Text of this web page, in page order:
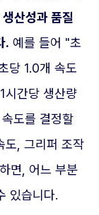
산성과 품질
. 예를 들어 "초
당 1.0개 속도
시간당 생산량
도를 결정할
도, 그리퍼 조작
면, 어느 부분
있습니다.